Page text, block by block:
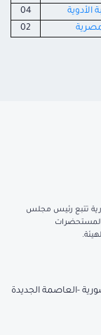
الأدوية
04
02
تتبع رئيس مجلس
المستحضرات
-العاصمة الجديدة